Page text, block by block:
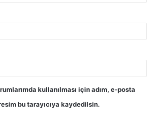
kullanılması için adım, e-posta
bu tarayıcıya kaydedilsin.